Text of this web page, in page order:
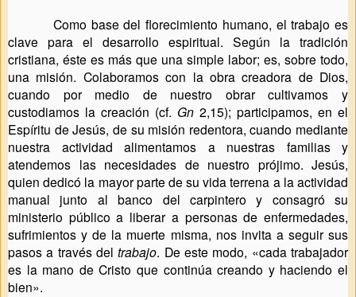
Como base del florecimiento humano, el trabajo es
clave para el desarrollo espiritual. Según la tradición
cristiana, éste es más que una simple labor; es, sobre todo,
una misión. Colaboramos con la obra creadora de Dios,
cuando por medio de nuestro obrar cultivamos y
custodiamos la creación (cf. Gn 2,15); participamos, en el
Espíritu de Jesús, de su misión redentora, cuando mediante
nuestra actividad alimentamos a nuestras familias y
atendemos las necesidades de nuestro prójimo. Jesús,
quien dedicó la mayor parte de su vida terrena a la actividad
manual junto al banco del carpintero y consagró su
ministerio público a liberar a personas de enfermedades,
sufrimientos y de la muerte misma, nos invita a seguir sus
pasos a través del trabajo. De este modo, «cada trabajador
es la mano de Cristo que continúa creando y haciendo el
bien».